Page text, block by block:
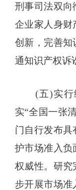
刑事司法双向
企业家人身财
创新，完善知
通知识产权诉
(五)实行统
实“全国一张
门自行发布具
护市场准入负
权威性。研究
步开展市场准